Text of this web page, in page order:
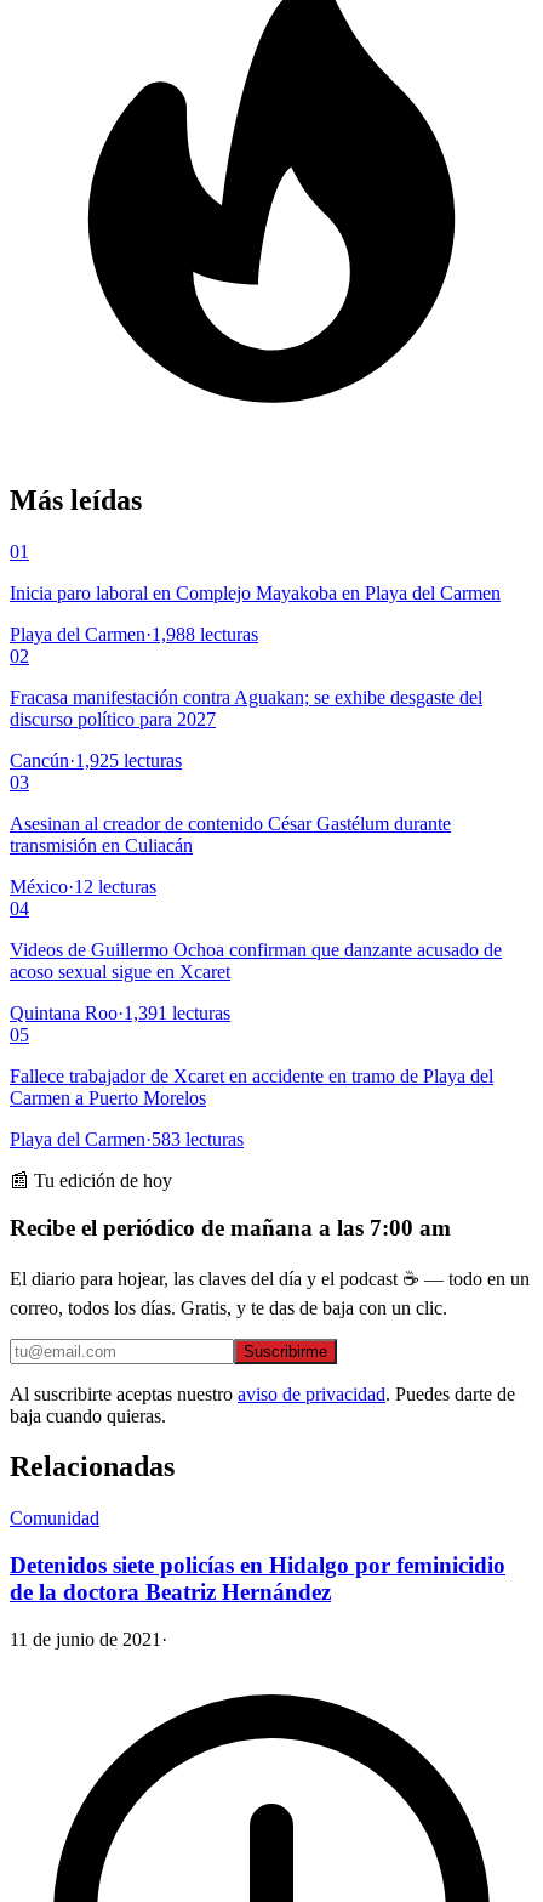
Más leídas
01
Inicia paro laboral en Complejo Mayakoba en Playa del Carmen
Playa del Carmen·1,988 lecturas
02
Fracasa manifestación contra Aguakan; se exhibe desgaste del
discurso político para 2027
Cancún·1,925 lecturas
03
Asesinan al creador de contenido César Gastélum durante
transmisión en Culiacán
México·12 lecturas
04
Videos de Guillermo Ochoa confirman que danzante acusado de
acoso sexual sigue en Xcaret
Quintana Roo·1,391 lecturas
05
Fallece trabajador de Xcaret en accidente en tramo de Playa del
Carmen a Puerto Morelos
Playa del Carmen·583 lecturas
📰 Tu edición de hoy
Recibe el periódico de mañana a las 7:00 am
El diario para hojear, las claves del día y el podcast ☕ — todo en un
correo, todos los días. Gratis, y te das de baja con un clic.
Suscribirme
Al suscribirte aceptas nuestro aviso de privacidad. Puedes darte de
baja cuando quieras.
Relacionadas
Comunidad
Detenidos siete policías en Hidalgo por feminicidio
de la doctora Beatriz Hernández
11 de junio de 2021 ·